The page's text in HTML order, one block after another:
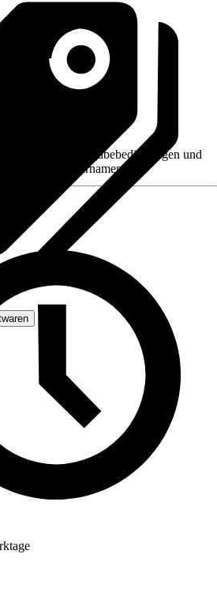
wie z. B. Rückgabebedingungen und
den Verkäufernamen.